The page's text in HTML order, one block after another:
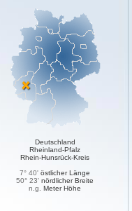
Deutschland
Rheinland-Pfalz
Rhein-Hunsrück-Kreis
7° 40' östlicher Länge
50° 23' nördlicher Breite
n.g.
Meter Höhe